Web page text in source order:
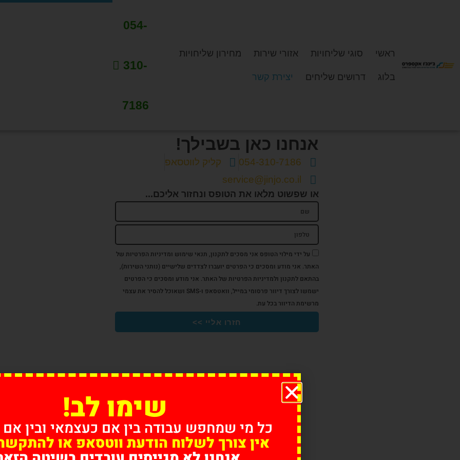
ראשי סוגי שליחויות אזורי שירות מחירון שליחויות
בלוג דרושים שליחים יצירת קשר
054-
310-
7186
אנחנו כאן בשבילך!
054-310-7186
קליק לווטסאפ
service@jinjo.co.il
או שפשוט מלאו את הטופס ונחזור אליכם...
על ידי מילוי הטופס אני מסכים לתקנון, תנאי שימוש ומדיניות הפרטיות של
האתר. אני מודע ומסכים כי הפרטים יועברו לצדדים שלישיים (נותני השירות),
בהתאם לתקנון ולמדיניות הפרטיות של האתר. אני מודע ומסכים כי הפרטים
ישמשו לצורך דיוור פרסומי במייל, וואטסאפ ו-SMS ושאוכל להסיר את עצמי
מרשימת הדיוור בכל עת.
חזרו אליי >>
שימו לב!
כל מי שמחפש עבודה בין אם כעצמאי ובין
אין צורך לשלוח הודעת ווטסאפ או